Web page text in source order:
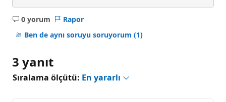
0 yorum
Açıklama
yok
Rapor
Ben de aynı soruyu soruyorum (1)
3 yanıt
Sıralama ölçütü: En yararlı